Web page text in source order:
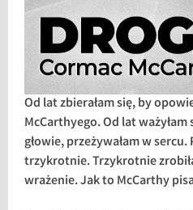
Od lat zbierałam się, by
McCarthyego. Od lat ważyłam
głowie, przeżywałam w sercu.
trzykrotnie. Trzykrotnie
wrażenie. Jak to McCarthy